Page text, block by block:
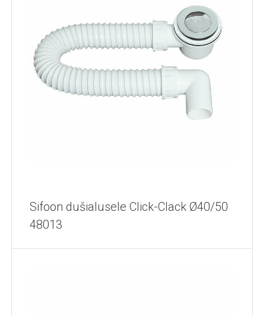
Sifoon dušialusele Click-Clack Ø40/50
48013